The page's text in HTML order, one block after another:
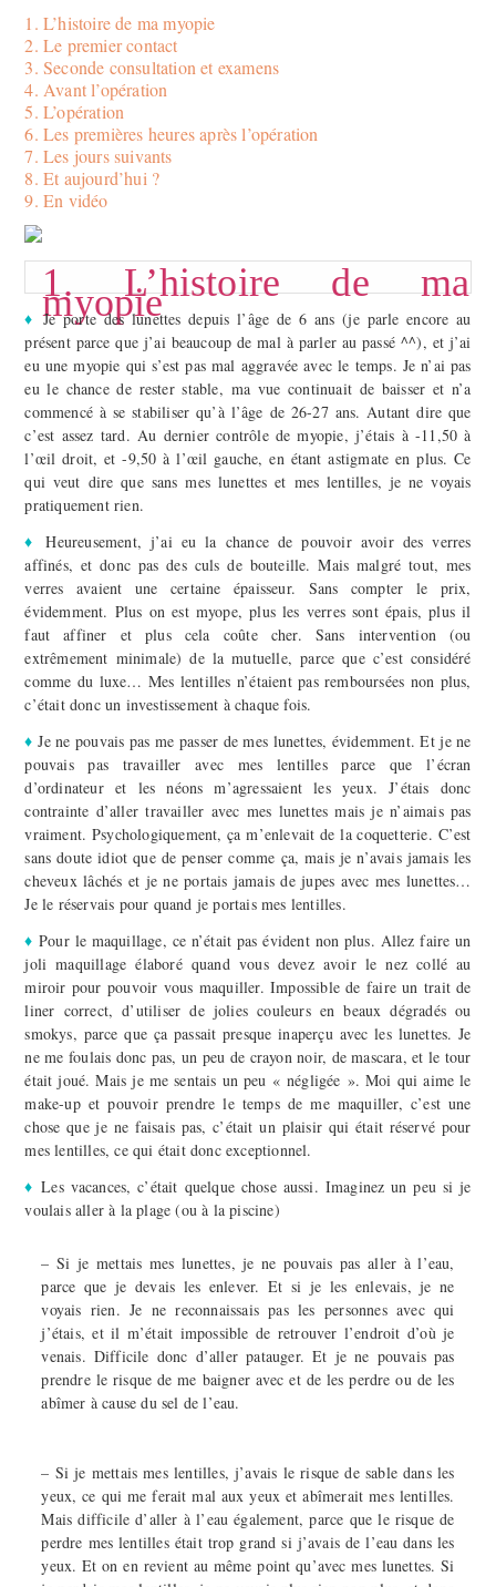
1. L’histoire de ma myopie
2. Le premier contact
3. Seconde consultation et examens
4. Avant l’opération
5. L’opération
6. Les premières heures après l’opération
7. Les jours suivants
8. Et aujourd’hui ?
9. En vidéo
1. L’histoire de ma
myopie
♦ Je porte des lunettes depuis l’âge de 6 ans (je parle encore au
présent parce que j’ai beaucoup de mal à parler au passé ^^), et j’ai
eu une myopie qui s’est pas mal aggravée avec le temps. Je n’ai pas
eu le chance de rester stable, ma vue continuait de baisser et n’a
commencé à se stabiliser qu’à l’âge de 26-27 ans. Autant dire que
c’est assez tard. Au dernier contrôle de myopie, j’étais à -11,50 à
l’œil droit, et -9,50 à l’œil gauche, en étant astigmate en plus. Ce
qui veut dire que sans mes lunettes et mes lentilles, je ne voyais
pratiquement rien.
♦
Heureusement, j’ai eu la chance de pouvoir avoir des verres
affinés, et donc pas des culs de bouteille. Mais malgré tout, mes
verres avaient une certaine épaisseur. Sans compter le prix,
évidemment. Plus on est myope, plus les verres sont épais, plus il
faut affiner et plus cela coûte cher. Sans intervention (ou
extrêmement minimale) de la mutuelle, parce que c’est considéré
comme du luxe… Mes lentilles n’étaient pas remboursées non plus,
c’était donc un investissement à chaque fois.
♦ Je ne pouvais pas me passer de mes lunettes, évidemment. Et je ne
pouvais pas travailler avec mes lentilles parce que l’écran
d’ordinateur et les néons m’agressaient les yeux. J’étais donc
contrainte d’aller travailler avec mes lunettes mais je n’aimais pas
vraiment. Psychologiquement, ça m’enlevait de la coquetterie. C’est
sans doute idiot que de penser comme ça, mais je n’avais jamais les
cheveux lâchés et je ne portais jamais de jupes avec mes lunettes…
Je le réservais pour quand je portais mes lentilles.
♦ Pour le maquillage, ce n’était pas évident non plus. Allez faire un
joli maquillage élaboré quand vous devez avoir le nez collé au
miroir pour pouvoir vous maquiller. Impossible de faire un trait de
liner correct, d’utiliser de jolies couleurs en beaux dégradés ou
smokys, parce que ça passait presque inaperçu avec les lunettes. Je
ne me foulais donc pas, un peu de crayon noir, de mascara, et le tour
était joué. Mais je me sentais un peu « négligée ». Moi qui aime le
make-up et pouvoir prendre le temps de me maquiller, c’est une
chose que je ne faisais pas, c’était un plaisir qui était réservé pour
mes lentilles, ce qui était donc exceptionnel.
♦ Les vacances, c’était quelque chose aussi. Imaginez un peu si je
voulais aller à la plage (ou à la piscine)
– Si je mettais mes lunettes, je ne pouvais pas aller à l’eau,
parce que je devais les enlever. Et si je les enlevais, je ne
voyais rien. Je ne reconnaissais pas les personnes avec qui
j’étais, et il m’était impossible de retrouver l’endroit d’où je
venais. Difficile donc d’aller patauger. Et je ne pouvais pas
prendre le risque de me baigner avec et de les perdre ou de les
abîmer à cause du sel de l’eau.
– Si je mettais mes lentilles, j’avais le risque de sable dans les
yeux, ce qui me ferait mal aux yeux et abîmerait mes lentilles.
Mais difficile d’aller à l’eau également, parce que le risque de
perdre mes lentilles était trop grand si j’avais de l’eau dans les
yeux. Et on en revient au même point qu’avec mes lunettes. Si